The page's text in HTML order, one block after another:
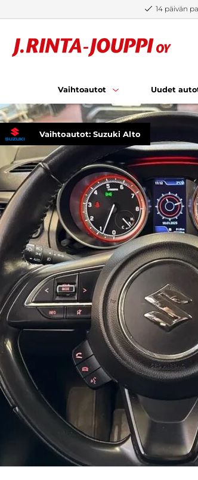
14 päivän
Vaihtoautot Uudet
Vaihtoautot: Suzuki Alto